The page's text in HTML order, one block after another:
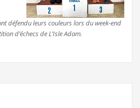
défendu leurs couleurs lors du week-end
d’échecs de L’Isle Adam.